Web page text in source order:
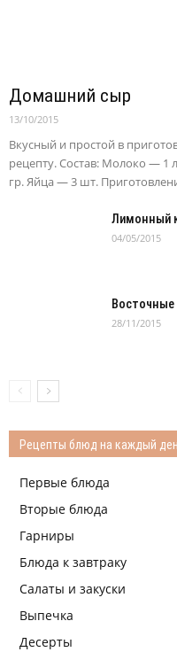
Домашний сыр
13/10/2015
Вкусный и простой в
рецепту. Состав: Молоко — 1
гр. Яйца — 3 шт.
Лимонный
04/05/2015
Восточные
28/11/2015
Рецепты блюд на каждый
Первые блюда
Вторые блюда
Гарниры
Блюда к завтраку
Салаты и закуски
Выпечка
Десерты